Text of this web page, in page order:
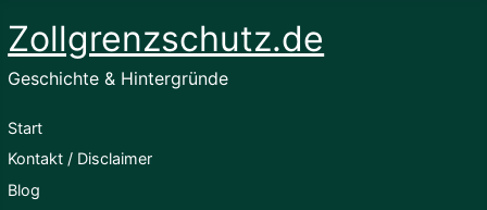
Zollgrenzschutz.de
Geschichte & Hintergründe
Start
Kontakt / Disclaimer
Blog